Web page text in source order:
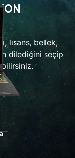
lisans, bellek,
dilediğini seçip